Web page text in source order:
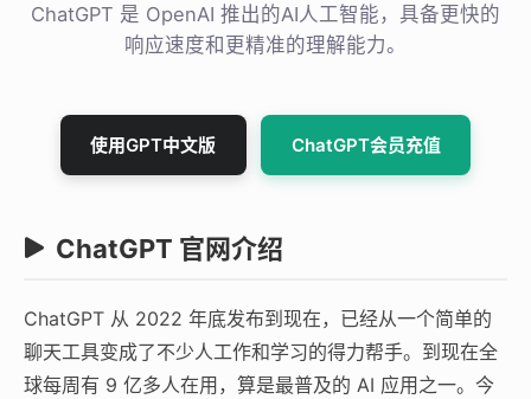
ChatGPT 是 OpenAI 推出的AI人工智能，具备更快的
响应速度和更精准的理解能力。
使用GPT中文版 ChatGPT会员充值
ChatGPT 官网介绍
ChatGPT 从 2022 年底发布到现在，已经从一个简单的
聊天工具变成了不少人工作和学习的得力帮手。到现在全
球每周有 9 亿多人在用，算是最普及的 AI 应用之一。今